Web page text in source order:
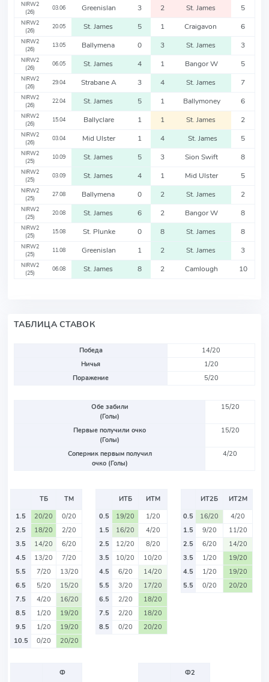
NIRW2
(26)
03.06 Greenislan 3 2 St. James 5
NIRW2
(26)
20.05 St. James 5 1 Craigavon 6
NIRW2
(26)
13.05 Ballymena 0 3 St. James 3
NIRW2
(26)
06.05 St. James 4 1 Bangor W 5
NIRW2
(26)
29.04 Strabane A 3 4 St. James 7
NIRW2
(26)
22.04 St. James 5 1 Ballymoney 6
NIRW2
(26)
15.04 Ballyclare 1 1 St. James 2
NIRW2
(26)
03.04 Mid Ulster 1 4 St. James 5
NIRW2
(25)
10.09 St. James 5 3 Sion Swift 8
NIRW2
(25)
03.09 St. James 4 1 Mid Ulster 5
NIRW2
(25)
27.08 Ballymena 0 2 St. James 2
NIRW2
(25)
20.08 St. James 6 2 Bangor W 8
NIRW2
(25)
15.08 St. Plunke 0 8 St. James 8
NIRW2
(25)
11.08 Greenislan 1 2 St. James 3
NIRW2
(25)
06.08 St. James 8 2 Camlough 10
ТАБЛИЦА СТАВОК
Победа
14/20
Ничья
1/20
Поражение
5/20
Обе забили
(Голы)
15/20
Первые получили очко
(Голы)
15/20
Соперник первым получил
очко (Голы)
4/20
ТБ
ТМ
1.5
20/20
0/20
2.5
18/20
2/20
3.5
14/20
6/20
4.5
13/20
7/20
5.5
7/20
13/20
6.5
5/20
15/20
7.5
4/20
16/20
8.5
1/20
19/20
9.5
1/20
19/20
10.5
0/20 20/20
ИТБ
ИТМ
0.5
19/20
1/20
1.5
16/20
4/20
2.5
12/20
8/20
3.5
10/20
10/20
4.5
6/20
14/20
5.5
3/20
17/20
6.5
2/20
18/20
7.5
2/20
18/20
8.5
0/20 20/20
ИТ2Б
ИТ2М
0.5
16/20
4/20
1.5
9/20
11/20
2.5
6/20
14/20
3.5
1/20
19/20
4.5
1/20
19/20
5.5
0/20 20/20
Ф
Ф2